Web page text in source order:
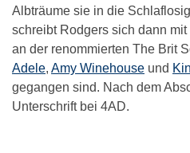
Albträume sie in die
schreibt Rodgers sich dann
an der renommierten The Brit
Adele, Amy Winehouse und
gegangen sind. Nach dem
Unterschrift bei 4AD.